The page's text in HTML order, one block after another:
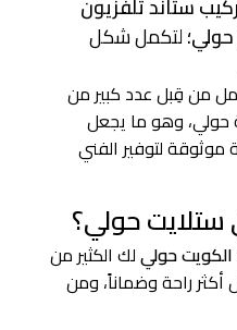
لتكمل شكل
من قِبل عدد كبير من
حولي، وهو ما يجعل
موثوقة لتوفير الفني
ستلايت حولي؟
حوليلك الكثير من
أكثر راحة وضماناً، ومن